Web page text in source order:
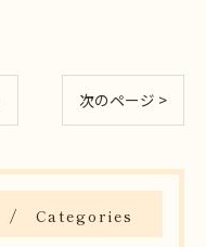
次のページ >
Categories